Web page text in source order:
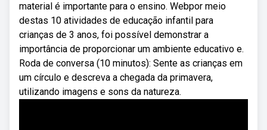
material é importante para o ensino. Webpor meio
destas 10 atividades de educação infantil para
crianças de 3 anos, foi possível demonstrar a
importância de proporcionar um ambiente educativo e.
Roda de conversa (10 minutos): Sente as crianças em
um círculo e descreva a chegada da primavera,
utilizando imagens e sons da natureza.